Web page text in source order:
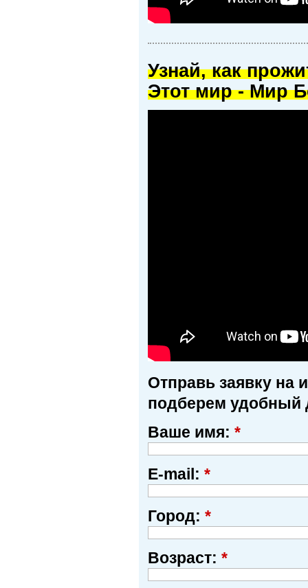
Узнай, как
Этот мир - Мир
Отправь заявку на
подберем удобный
Ваше имя: *
E-mail: *
Город: *
Возраст: *